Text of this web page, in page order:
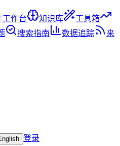
工作台 知识库
工具箱
搜索指南 数据追踪
来
登录